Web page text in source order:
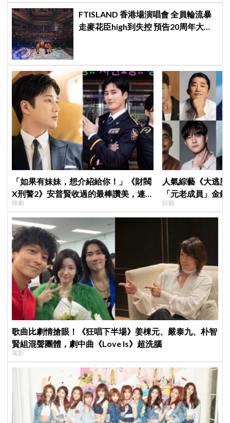
FTISLAND 香港場演唱會 全員輪流暴
走麥花臣high到失控 預告20周年大計
「如果有妹妹，想介紹給你！」《財閥
X刑警2》安普賢收過的最棒讚美，連
哥哥們都認證的好品格～
韓劇
人氣綜藝《大逃
「元老成員」金
SEVENTEEN 勝
席成最大焦點
綜藝
歌曲比劇情搶眼！《狂唱下半場》姜棟元、嚴泰九、朴智
賢組混聲團體，劇中曲《Love Is》超洗腦
電影